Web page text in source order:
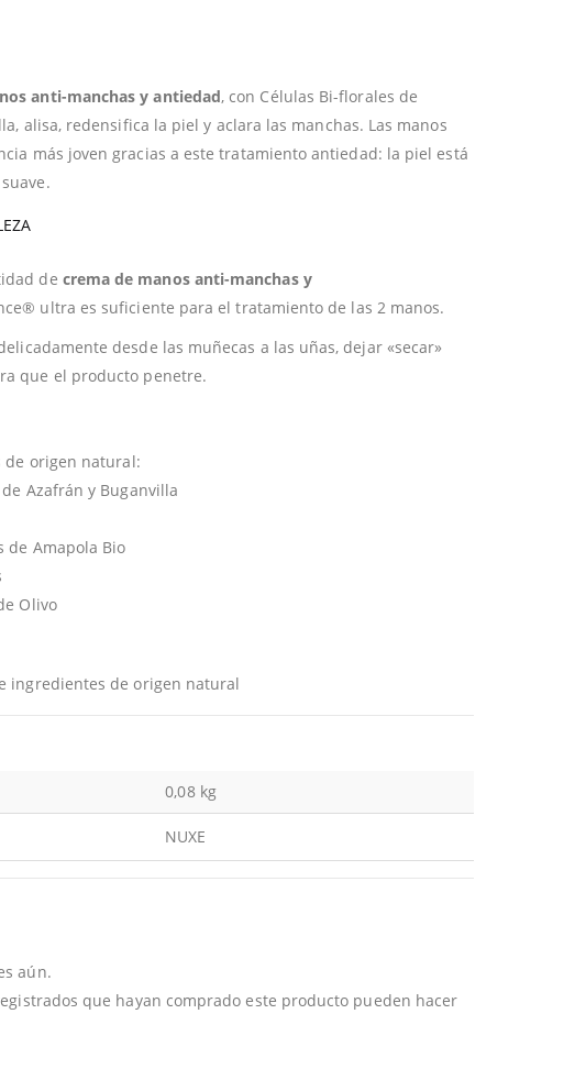
anti-manchas y antiedad, con Células Bi-florales de
alisa, redensifica la piel y aclara las manchas. Las manos
más joven gracias a este tratamiento antiedad: la piel está
de crema de manos anti-manchas y
ultra es suficiente para el tratamiento de las 2 manos.
desde las muñecas a las uñas, dejar «secar»
que el producto penetre.
de origen natural:
Azafrán y Buganvilla
de Amapola Bio
Olivo
ingredientes de origen natural
0,08 kg
NUXE
aún.
que hayan comprado este producto pueden hacer